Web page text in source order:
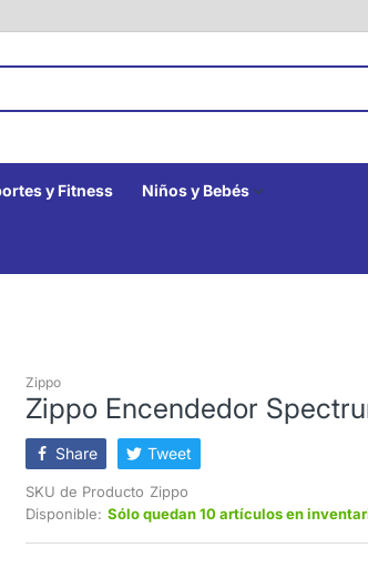
y Fitness Niños y Bebés
Zippo
Zippo Encendedor
Share Tweet
SKU de Producto Zippo
Disponible: Sólo quedan 10 artículos en